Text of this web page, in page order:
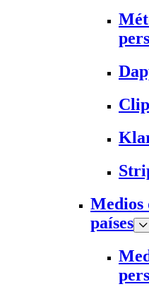
Clip
Medios
países